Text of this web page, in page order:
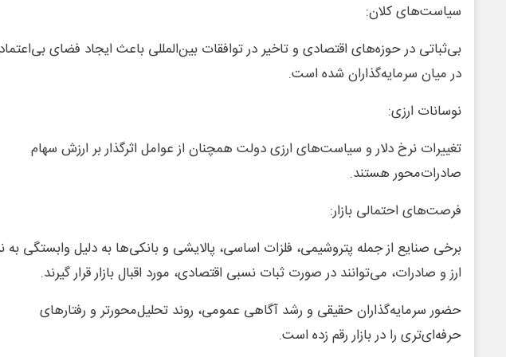
سیاست‌های کلان:
بی‌ثباتی در حوزه‌های اقتصادی و تاخیر در توافقات بین‌المللی باعث ایجاد فضای
در میان سرمایه‌گذاران شده است.
نوسانات ارزی:
تغییرات نرخ دلار و سیاست‌های ارزی دولت همچنان از عوامل اثرگذار بر ارزش سهام
صادرات‌محور هستند.
فرصت‌های احتمالی بازار:
برخی صنایع از جمله پتروشیمی، فلزات اساسی، پالایشی و بانکی‌ها به دلیل وابستگی به
ارز و صادرات، می‌توانند در صورت ثبات نسبی اقتصادی، مورد اقبال بازار قرار گیرند.
حضور سرمایه‌گذاران حقیقی و رشد آگاهی عمومی، روند تحلیل‌محورتر و رفتارهای
حرفه‌ای‌تری را در بازار رقم زده است.